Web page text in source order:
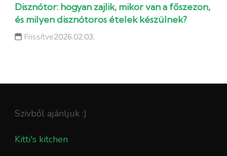
Disznótor: hogyan zajlik, mikor van a főszezon,
és milyen disznótoros ételek készülnek?
Frissítve2026.02.03.
Szívből ajánljuk :)
Kitti's kitchen